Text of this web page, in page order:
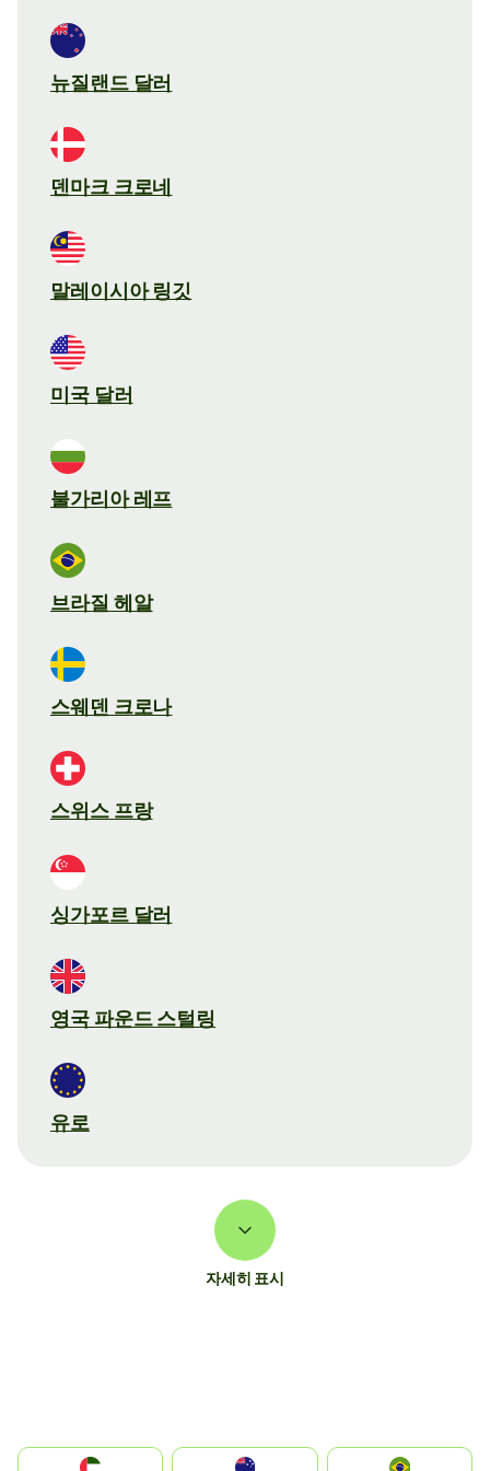
뉴질랜드 달러
덴마크 크로네
말레이시아 링깃
미국 달러
불가리아 레프
브라질 헤알
스웨덴 크로나
스위스 프랑
싱가포르 달러
영국 파운드 스털링
유로
자세히 표시